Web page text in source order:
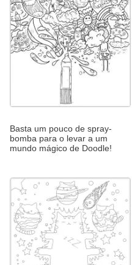
Basta um pouco de spray-
bomba para o levar a um
mundo mágico de Doodle!